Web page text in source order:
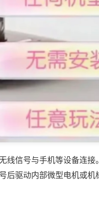
线信号与手机等设备连接
后驱动内部微型电机或机